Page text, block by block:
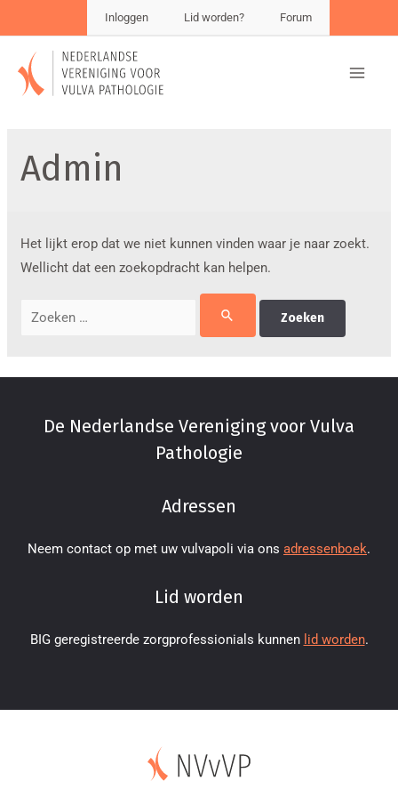
Inloggen Lid worden? Forum
Admin
Het lijkt erop dat we niet kunnen vinden waar je naar zoekt.
Wellicht dat een zoekopdracht kan helpen.
De Nederlandse Vereniging voor Vulva
Pathologie
Adressen
Neem contact op met uw vulvapoli via ons adressenboek.
Lid worden
BIG geregistreerde zorgprofessionials kunnen lid worden.